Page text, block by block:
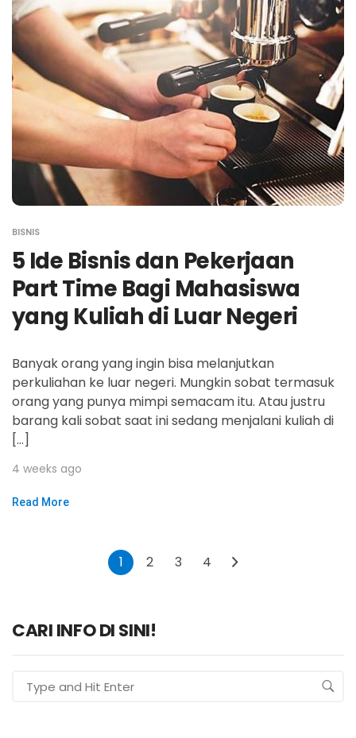
BISNIS
5 Ide Bisnis dan Pekerjaan
Part Time Bagi Mahasiswa
yang Kuliah di Luar Negeri
Banyak orang yang ingin bisa melanjutkan
perkuliahan ke luar negeri. Mungkin sobat termasuk
orang yang punya mimpi semacam itu. Atau justru
barang kali sobat saat ini sedang menjalani kuliah di
[…]
4 weeks ago
Read More
1 2 3 4
CARI INFO DI SINI!